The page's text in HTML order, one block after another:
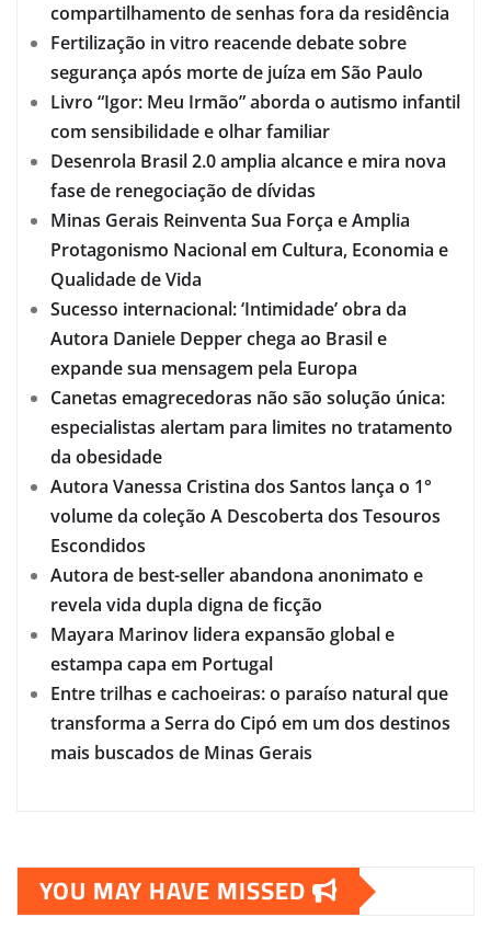
compartilhamento de senhas fora da residência
Fertilização in vitro reacende debate sobre
segurança após morte de juíza em São Paulo
Livro “Igor: Meu Irmão” aborda o autismo infantil
com sensibilidade e olhar familiar
Desenrola Brasil 2.0 amplia alcance e mira nova
fase de renegociação de dívidas
Minas Gerais Reinventa Sua Força e Amplia
Protagonismo Nacional em Cultura, Economia e
Qualidade de Vida
Sucesso internacional: ‘Intimidade’ obra da
Autora Daniele Depper chega ao Brasil e
expande sua mensagem pela Europa
Canetas emagrecedoras não são solução única:
especialistas alertam para limites no tratamento
da obesidade
Autora Vanessa Cristina dos Santos lança o 1°
volume da coleção A Descoberta dos Tesouros
Escondidos
Autora de best-seller abandona anonimato e
revela vida dupla digna de ficção
Mayara Marinov lidera expansão global e
estampa capa em Portugal
Entre trilhas e cachoeiras: o paraíso natural que
transforma a Serra do Cipó em um dos destinos
mais buscados de Minas Gerais
YOU MAY HAVE MISSED